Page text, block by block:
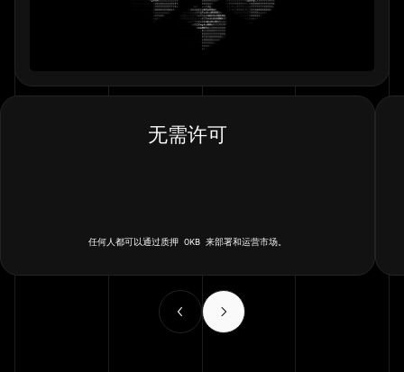
无需许可
任何人都可以通过质押 OKB 来部署和运营市场。